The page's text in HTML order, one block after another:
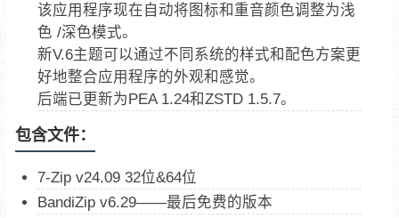
该应用程序现在自动将图标和重音颜色调整为浅
色 /深色模式。
新V.6主题可以通过不同系统的样式和配色方案更
好地整合应用程序的外观和感觉。
后端已更新为PEA 1.24和ZSTD 1.5.7。
包含文件：
7-Zip v24.09 32位&64位
BandiZip v6.29——最后免费的版本